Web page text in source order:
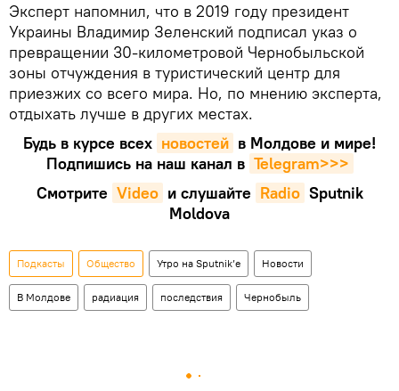
Эксперт напомнил, что в 2019 году президент
Украины Владимир Зеленский подписал указ о
превращении 30-километровой Чернобыльской
зоны отчуждения в туристический центр для
приезжих со всего мира. Но, по мнению эксперта,
отдыхать лучше в других местах.
Будь в курсе всех новостей в Молдове и мире!
Подпишись на наш канал в Telegram>>>
Смотрите Video и слушайте Radio Sputnik
Moldova
Подкасты Общество Утро на Sputnik’e Новости
В Молдове радиация последствия Чернобыль